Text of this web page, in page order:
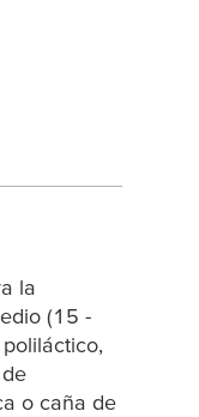
la
(15 -
o caña de